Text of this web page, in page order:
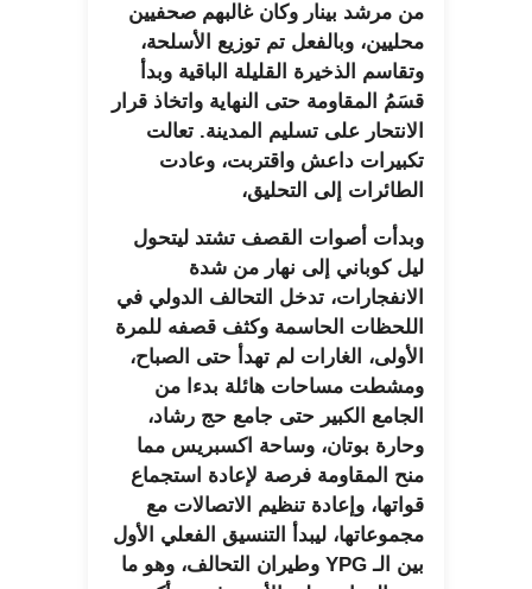
من مرشد بينار وكان غالبهم صحفيين
محليين، وبالفعل تم توزيع الأسلحة،
وتقاسم الذخيرة القليلة الباقية وبدأ
قسَمُ المقاومة حتى النهاية واتخاذ قرار
الانتحار على تسليم المدينة. تعالت
تكبيرات داعش واقتربت، وعادت
الطائرات إلى التحليق،
وبدأت أصوات القصف تشتد ليتحول
ليل كوباني إلى نهار من شدة
الانفجارات، تدخل التحالف الدولي في
اللحظات الحاسمة وكثف قصفه للمرة
الأولى، الغارات لم تهدأ حتى الصباح،
ومشطت مساحات هائلة بدءا من
الجامع الكبير حتى جامع حج رشاد،
وحارة بوتان، وساحة اكسبريس مما
منح المقاومة فرصة لإعادة استجماع
قواتها، وإعادة تنظيم الاتصالات مع
مجموعاتها، ليبدأ التنسيق الفعلي الأول
بين الـ YPG وطيران التحالف، وهو ما